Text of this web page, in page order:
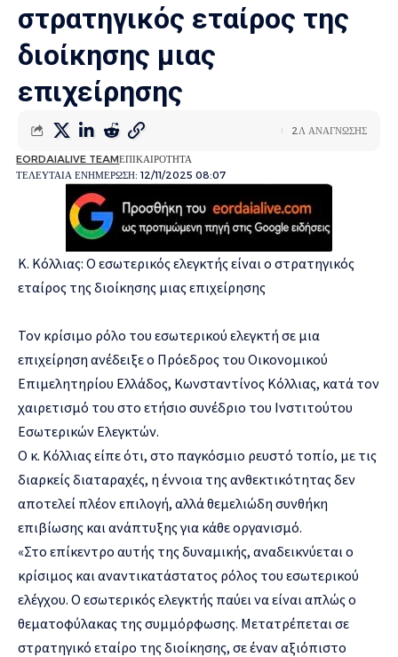
στρατηγικός εταίρος της
διοίκησης μιας
επιχείρησης
ΤΕΛΕΥΤΑΙΑ ΕΝΗΜΕΡΩΣΗ: 12/11/2025 08:07
EORDAIALIVE TEAMΕΠΙΚΑΙΡΟΤΗΤΑ
2Λ ΑΝΑΓΝΩΣΗΣ
Κ. Κόλλιας: Ο εσωτερικός ελεγκτής είναι ο στρατηγικός
εταίρος της διοίκησης μιας επιχείρησης
Τον κρίσιμο ρόλο του εσωτερικού ελεγκτή σε μια
επιχείρηση ανέδειξε ο Πρόεδρος του Οικονομικού
Επιμελητηρίου Ελλάδος, Κωνσταντίνος Κόλλιας, κατά τον
χαιρετισμό του στο ετήσιο συνέδριο του Ινστιτούτου
Εσωτερικών Ελεγκτών.
Ο κ. Κόλλιας είπε ότι, στο παγκόσμιο ρευστό τοπίο, με τις
διαρκείς διαταραχές, η έννοια της ανθεκτικότητας δεν
αποτελεί πλέον επιλογή, αλλά θεμελιώδη συνθήκη
επιβίωσης και ανάπτυξης για κάθε οργανισμό.
«Στο επίκεντρο αυτής της δυναμικής, αναδεικνύεται ο
κρίσιμος και αναντικατάστατος ρόλος του εσωτερικού
ελέγχου. Ο εσωτερικός ελεγκτής παύει να είναι απλώς ο
θεματοφύλακας της συμμόρφωσης. Μετατρέπεται σε
στρατηγικό εταίρο της διοίκησης, σε έναν αξιόπιστο